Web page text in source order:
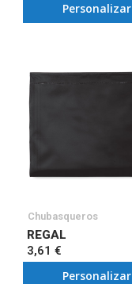
Personalizar
Chubasqueros
REGAL
3,61 €
Personalizar